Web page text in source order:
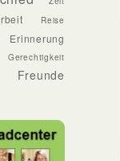
Reise
Erinnerung
Gerechtigkeit
Freunde